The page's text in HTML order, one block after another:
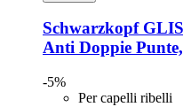
Schwarzkopf
Anti Doppie
-5%
Per capelli ribelli